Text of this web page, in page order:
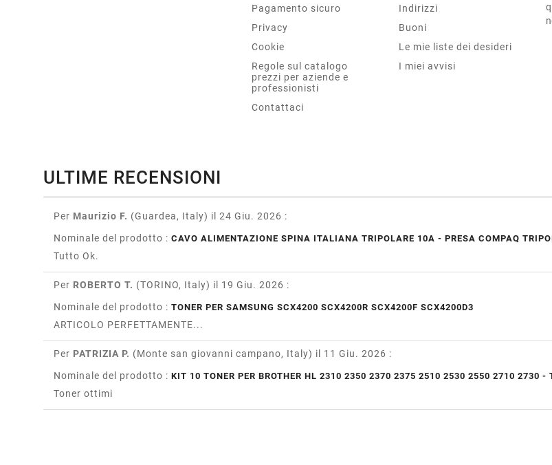
Pagamento sicuro
Privacy
Cookie
Regole sul catalogo
prezzi per aziende e
professionisti
Contattaci
Indirizzi
Buoni
Le mie liste dei desideri
I miei avvisi
ULTIME RECENSIONI
Per Maurizio F. (Guardea, Italy) il 24 Giu. 2026 :
Nominale del prodotto : CAVO ALIMENTAZIONE SPINA ITALIANA TRIPOLARE 10A - PRESA COMPAQ
Tutto Ok.
Per ROBERTO T. (TORINO, Italy) il 19 Giu. 2026 :
Nominale del prodotto : TONER PER SAMSUNG SCX4200 SCX4200R SCX4200F SCX4200D3
ARTICOLO PERFETTAMENTE...
Per PATRIZIA P. (Monte san giovanni campano, Italy) il 11 Giu. 2026 :
Nominale del prodotto : KIT 10 TONER PER BROTHER HL 2310 2350 2370 2375 2510 2530 2550 2710 2730 -
Toner ottimi